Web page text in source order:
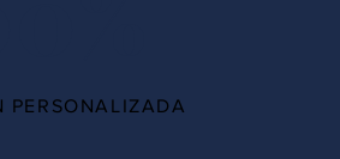
PERSONALIZADA